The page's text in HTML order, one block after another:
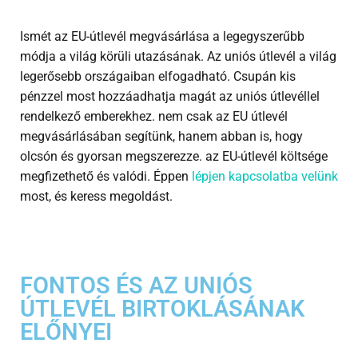
Ismét az EU-útlevél megvásárlása a legegyszerűbb
módja a világ körüli utazásának. Az uniós útlevél a világ
legerősebb országaiban elfogadható. Csupán kis
pénzzel most hozzáadhatja magát az uniós útlevéllel
rendelkező emberekhez. nem csak az EU útlevél
megvásárlásában segítünk, hanem abban is, hogy
olcsón és gyorsan megszerezze. az EU-útlevél költsége
megfizethető és valódi. Éppen lépjen kapcsolatba velünk
most, és keress megoldást.
FONTOS ÉS AZ UNIÓS
ÚTLEVÉL BIRTOKLÁSÁNAK
ELŐNYEI